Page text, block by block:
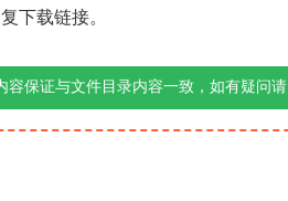
下载链接。
容保证与文件目录内容一致，如有疑问请